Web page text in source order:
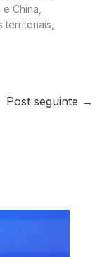
China,
territoriais,
Post seguinte →